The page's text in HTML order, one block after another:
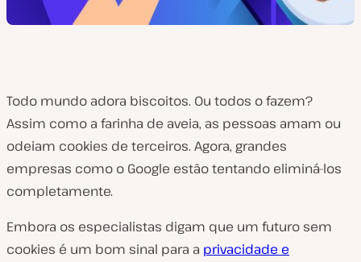
Todo mundo adora biscoitos. Ou todos o fazem?
Assim como a farinha de aveia, as pessoas amam ou
odeiam cookies de terceiros. Agora, grandes
empresas como o Google estão tentando eliminá-los
completamente.
Embora os especialistas digam que um futuro sem
cookies é um bom sinal para a privacidade e